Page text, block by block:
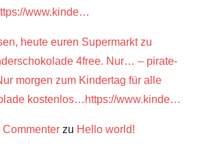
www.kinde…
heute euren Supermarkt zu
4free. Nur… – pirate-
morgen zum Kindertag für alle
kostenlos…https://www.kinde…
Commenter zu Hello world!